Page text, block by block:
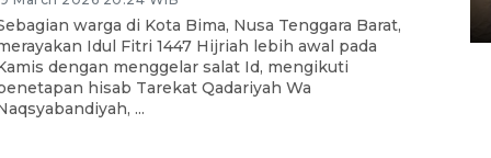
warga di Kota Bima, Nusa Tenggara Barat,
Idul Fitri 1447 Hijriah lebih awal pada
dengan menggelar salat Id, mengikuti
hisab Tarekat Qadariyah Wa
...